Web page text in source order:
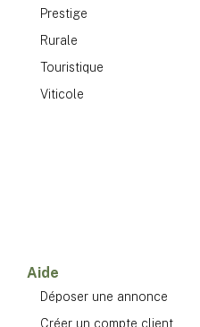
Prestige
Rurale
Touristique
Viticole
Aide
Déposer une annonce
Créer un compte client